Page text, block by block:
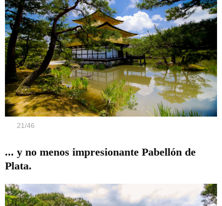
21/46
... y no menos impresionante Pabellón de
Plata.